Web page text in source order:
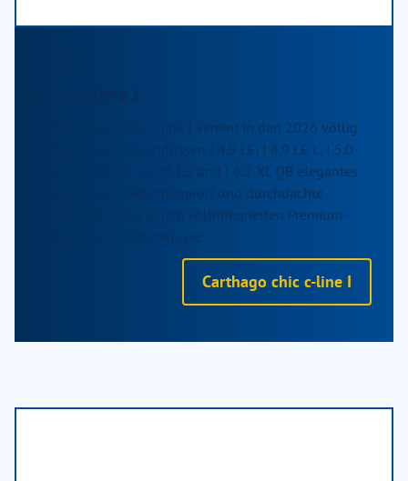
Der Carthago chic c-line I vereint in den 2026 völlig
überarbeiteten Grundrissen I 4.9 LE, I 4.9 LE L, I 5.0
QB, I 5.0 QB L, I 5.9 XL LE und I 6.2 XL QB elegantes
Design, hohen Wohnkomfort und durchdachte
Funktionalität zu einem vollintegrierten Premium-
Reisemobil der Oberklasse.
Carthago chic c-line I